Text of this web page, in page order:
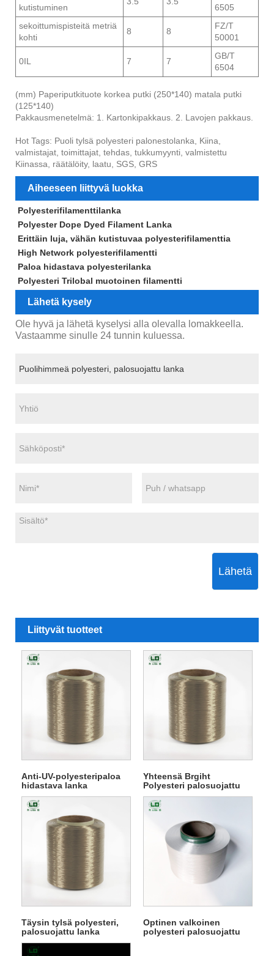
kutistuminen
6505
sekoittumispisteitä metriä
kohti
8 8
FZ/T
50001
0IL 7 7
GB/T
6504
(mm) Paperiputkituote korkea putki (250*140) matala putki
(125*140)
Pakkausmenetelmä: 1. Kartonkipakkaus. 2. Lavojen pakkaus.
Hot Tags: Puoli tylsä ​​polyesteri palonestolanka, Kiina,
valmistajat, toimittajat, tehdas, tukkumyynti, valmistettu
Kiinassa, räätälöity, laatu, SGS, GRS
Aiheeseen liittyvä luokka
Polyesterifilamenttilanka
Polyester Dope Dyed Filament Lanka
Erittäin luja, vähän kutistuvaa polyesterifilamenttia
High Network polyesterifilamentti
Paloa hidastava polyesterilanka
Polyesteri Trilobal muotoinen filamentti
Lähetä kysely
Ole hyvä ja lähetä kyselysi alla olevalla lomakkeella.
Vastaamme sinulle 24 tunnin kuluessa.
Lähetä
Liittyvät tuotteet
Anti-UV-polyesteripaloa
hidastava lanka
Yhteensä Brgiht
Polyesteri palosuojattu
lanka
Täysin tylsä ​​polyesteri,
palosuojattu lanka
Optinen valkoinen
polyesteri palosuojattu